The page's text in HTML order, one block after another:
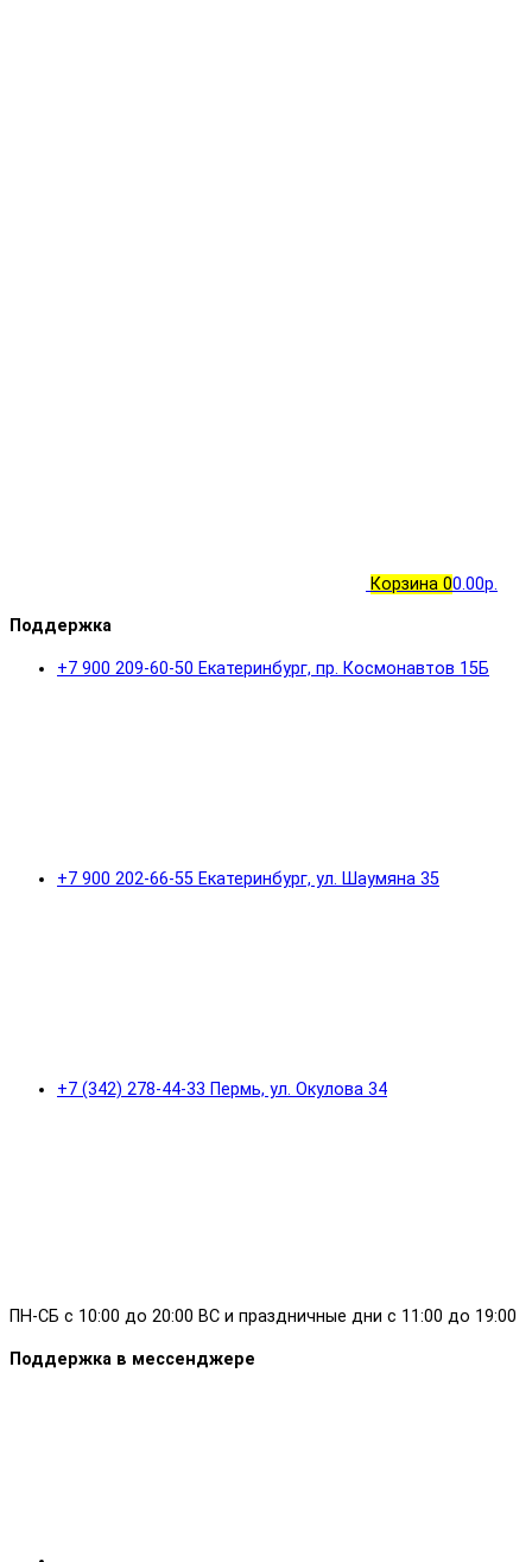
Корзина 00.00р.
Поддержка
+7 900 209-60-50 Екатеринбург, пр. Космонавтов 15Б
+7 900 202-66-55 Екатеринбург, ул. Шаумяна 35
+7 (342) 278-44-33 Пермь, ул. Окулова 34
ПН-СБ с 10:00 до 20:00 ВС и праздничные дни с 11:00 до 19:00
Поддержка в мессенджере